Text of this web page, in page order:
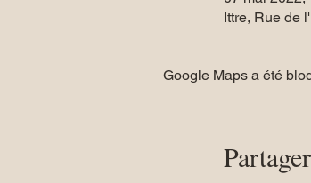
Ittre, Rue de
Google Maps a été